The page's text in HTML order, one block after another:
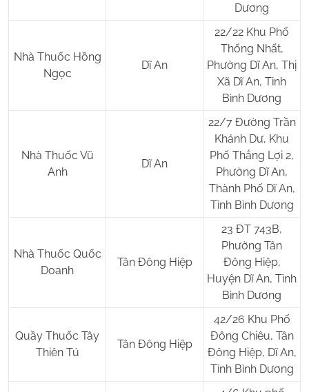
Dương
Nhà Thuốc Hồng
Ngọc
Dĩ An
22/22 Khu Phố
Thống Nhất,
Phường Dĩ An, Thị
Xã Dĩ An, Tỉnh
Bình Dương
Nhà Thuốc Vũ
Anh
Dĩ An
22/7 Đường Trần
Khánh Dư, Khu
Phố Thắng Lợi 2,
Phường Dĩ An,
Thành Phố Dĩ An,
Tỉnh Bình Dương
Nhà Thuốc Quốc
Doanh
Tân Đông Hiệp
23 ĐT 743B,
Phường Tân
Đông Hiệp,
Huyện Dĩ An, Tỉnh
Bình Dương
Quầy Thuốc Tây
Thiên Tú
Tân Đông Hiệp
42/26 Khu Phố
Đông Chiêu, Tân
Đông Hiệp, Dĩ An,
Tỉnh Bình Dương